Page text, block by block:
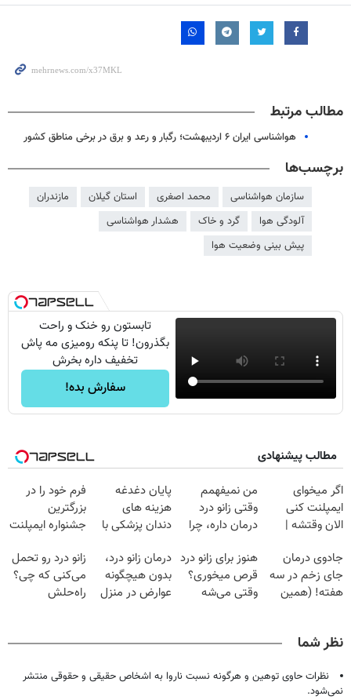
مطالب مرتبط
هواشناسی ایران ۶ اردیبهشت؛ رگبار و رعد و برق در برخی مناطق کشور
برچسب‌ها
سازمان هواشناسی محمد اصغری استان گیلان
مازندران
آلودگی هوا
گرد و خاک
هشدار هواشناسی
پیش بینی وضعیت هوا
تابستون رو خنک و راحت
بگذرون! تا پنکه رومیزی مه پاش
تخفیف داره بخرش
سفارش بده!
مطالب پیشنهادی
اگر میخوای
ایمپلنت کنی
الان وقتشه |
میلیون تومان!!!
من نمیفهمم
وقتی زانو درد
درمان داره، چرا
تحمل میکنی؟❗
پایان دغدغه
هزینه های
دندان پزشکی با
خانگی
فرم خود را در
بزرگترین
جشنواره ایمپلنت
فقط ۲۵ میلیون
جادوی درمان
جای زخم در سه
هفته! (همین
هنوز برای زانو درد
قرص میخوری؟
وقتی می‌شه
درمان زانو درد،
بدون هیچگونه
عوارض در منزل
زانو درد رو تحمل
می‌کنی که چی؟
راه‌حلش
نظر شما
نظرات حاوی توهین و هرگونه نسبت ناروا به اشخاص حقیقی و حقوقی منتشر
نمی‌شود.